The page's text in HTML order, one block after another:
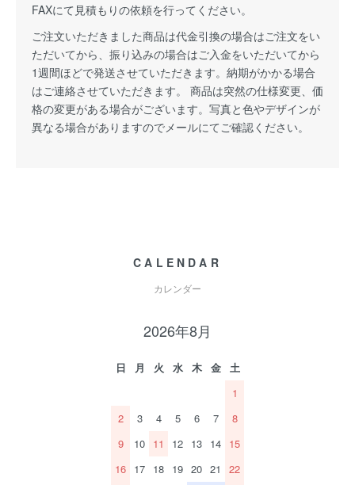
FAXにて見積もりの依頼を行ってください。
ご注文いただきました商品は代金引換の場合はご注文をい
ただいてから、振り込みの場合はご入金をいただいてから
1週間ほどで発送させていただきます。納期がかかる場合
はご連絡させていただきます。 商品は突然の仕様変更、価
格の変更がある場合がございます。写真と色やデザインが
異なる場合がありますのでメールにてご確認ください。
CALENDAR
カレンダー
2026年8月
日 月 火 水 木 金
土
1
2
3 4 5 6 7
8
9
10 11 12 13 14 15
16 17 18 19 20 21
22